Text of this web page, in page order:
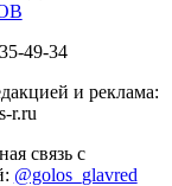
49-34
и реклама:
r.ru
связь с
@golos_glavred